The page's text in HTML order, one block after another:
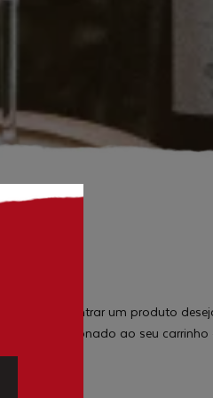
encontrar um produto
então adicionado ao seu carrinho
aqui: